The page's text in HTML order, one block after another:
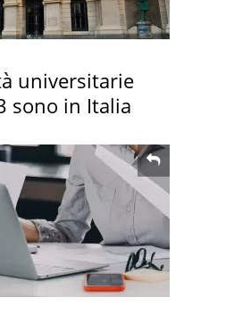
universitarie
sono in Italia